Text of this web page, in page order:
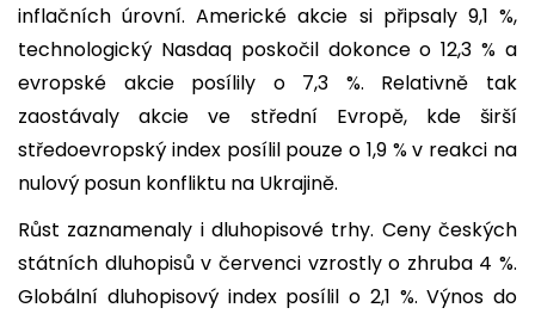
inflačních úrovní. Americké akcie si připsaly 9,1 %,
technologický Nasdaq poskočil dokonce o 12,3 % a
evropské akcie posílily o 7,3 %. Relativně tak
zaostávaly akcie ve střední Evropě, kde širší
středoevropský index posílil pouze o 1,9 % v reakci na
nulový posun konfliktu na Ukrajině.
Růst zaznamenaly i dluhopisové trhy. Ceny českých
státních dluhopisů v červenci vzrostly o zhruba 4 %.
Globální dluhopisový index posílil o 2,1 %. Výnos do